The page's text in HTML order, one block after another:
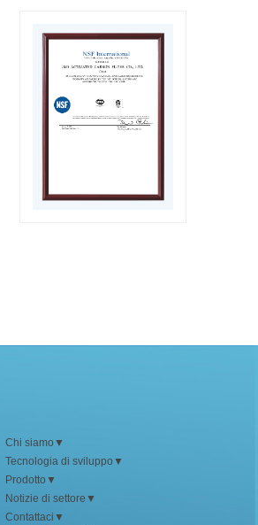
Chi siamo ▼
Tecnologia di sviluppo ▼
Prodotto ▼
Notizie di settore ▼
Contattaci ▼